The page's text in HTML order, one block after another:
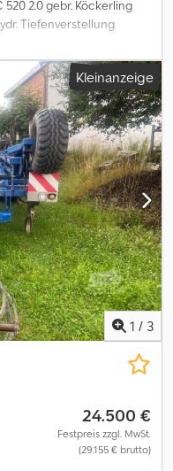
520 2.0 gebr. Köckerling
Tiefenverstellung
Walze Djdpfx Aozlu
49cm
an diversen Stellen
Kleinanzeige
1 / 3
24.500 €
Festpreis zzgl. MwSt.
(29.155 € brutto)